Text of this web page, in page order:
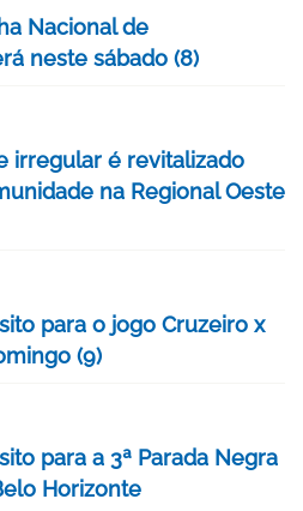
Nacional de
neste sábado (8)
irregular é revitalizado
na Regional Oeste
para o jogo Cruzeiro x
(9)
para a 3ª Parada Negra
Horizonte